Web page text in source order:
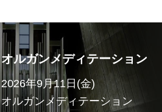
オルガンメディテーション
2026年9月11日(金)
オルガンメディテーション